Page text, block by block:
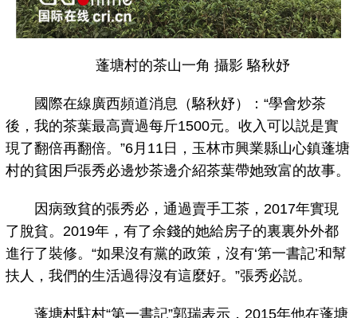
蓬塘村的茶山一角 攝影 駱秋妤
國際在線廣西頻道消息（駱秋妤）：“學會炒茶
後，我的茶葉最高賣過每斤1500元。收入可以説是實
現了翻倍再翻倍。”6月11日，玉林市興業縣山心鎮蓬塘
村的貧困戶張秀必邊炒茶邊介紹茶葉帶她致富的故事。
因病致貧的張秀必，通過賣手工茶，2017年實現
了脫貧。2019年，有了余錢的她給房子的裏裏外外都
進行了裝修。“如果沒有黨的政策，沒有‘第一書記’和幫
扶人，我們的生活過得沒有這麼好。”張秀必説。
蓬塘村駐村“第一書記”郭瑞表示，2015年他在蓬塘